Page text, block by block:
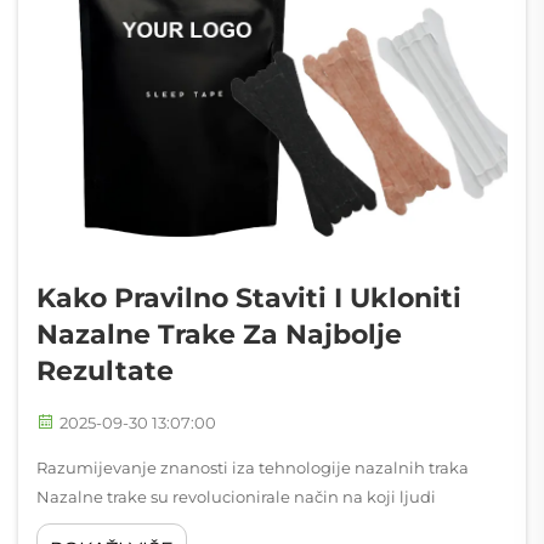
Kako Pravilno Staviti I Ukloniti
Nazalne Trake Za Najbolje
Rezultate
2025-09-30 13:07:00
Razumijevanje znanosti iza tehnologije nazalnih traka
Nazalne trake su revolucionirale način na koji ljudi
rješavaju poteškoće s disanjem tijekom spavanja i fizičke